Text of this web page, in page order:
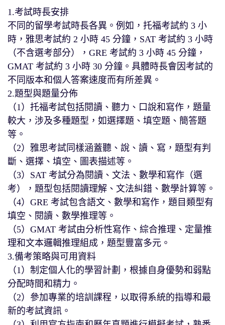
1.考試時長安排
不同的留學考試時長各異。例如，托福考試約 3 小
時，雅思考試約 2 小時 45 分鐘，SAT 考試約 3 小時
（不含選考部分），GRE 考試約 3 小時 45 分鐘，
GMAT 考試約 3 小時 30 分鐘。具體時長會因考試的
不同版本和個人答案速度而有所差異。
2.題型與題量分佈
（1）托福考試包括閱讀、聽力、口說和寫作，題量
較大，涉及多種題型，如選擇題、填空題、簡答題
等。
（2）雅思考試同樣涵蓋聽、說、讀、寫，題型有判
斷、選擇、填空、圖表描述等。
（3）SAT 考試分為閱讀、文法、數學和寫作（選
考），題型包括閱讀理解、文法糾錯、數學計算等。
（4）GRE 考試包含語文、數學和寫作，題目類型有
填空、閱讀、數學推理等。
（5）GMAT 考試由分析性寫作、綜合推理、定量推
理和文本邏輯推理組成，題型豐富多元。
3.備考策略與可用資料
（1）制定個人化的學習計劃，根據自身優勢和弱點
分配時間和精力。
（2）參加專業的培訓課程，以取得系統的指導和最
新的考試資訊。